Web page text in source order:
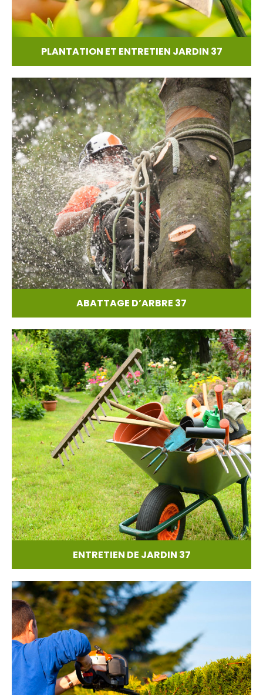
PLANTATION ET ENTRETIEN JARDIN 37
ABATTAGE D’ARBRE 37
ENTRETIEN DE JARDIN 37